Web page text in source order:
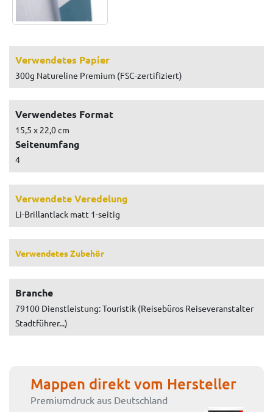
Verwendetes Papier
300g Natureline Premium (FSC-zertifiziert)
Verwendetes Format
15,5 x 22,0 cm
Seitenumfang
4
Verwendete Veredelung
Li-Brillantlack matt 1-seitig
Verwendetes Zubehör
Branche
79100 Dienstleistung: Touristik (Reisebüros Reiseveranstalter
Stadtführer...)
Mappen direkt vom Hersteller
Premiumdruck aus Deutschland